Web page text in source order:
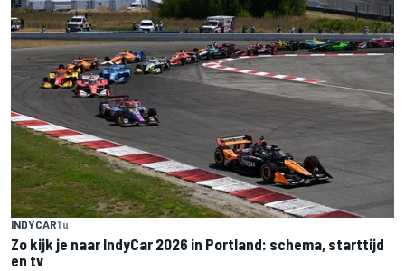
INDYCAR1 u
Zo kijk je naar IndyCar 2026 in Portland: schema, starttijd
en tv